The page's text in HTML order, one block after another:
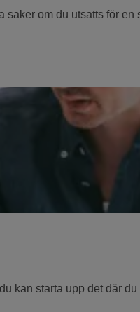
om du utsatts för en
kan starta upp det där du